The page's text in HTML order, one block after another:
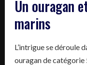
Un ouragan
marins
L’intrigue se déroule
ouragan de catégorie